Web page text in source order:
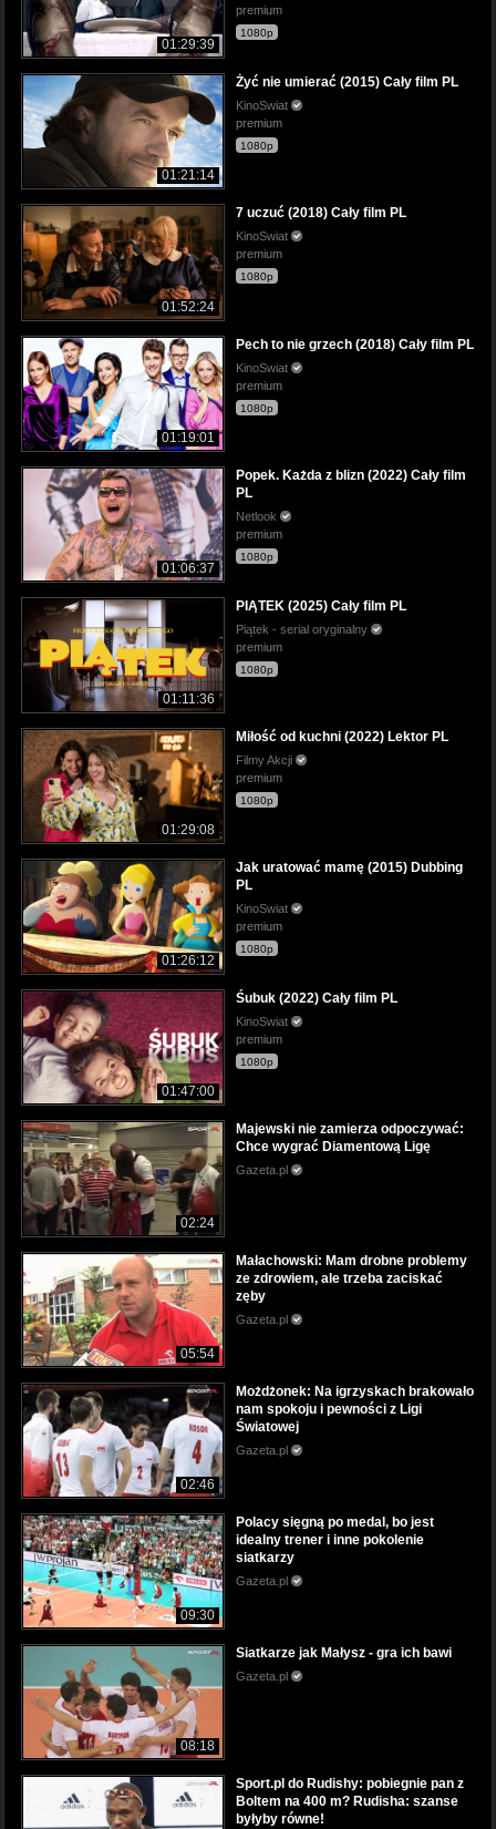
01:29:39
premium
1080p
01:21:14
Żyć nie umierać (2015) Cały film PL
KinoSwiat
premium
1080p
01:52:24
7 uczuć (2018) Cały film PL
KinoSwiat
premium
1080p
01:19:01
Pech to nie grzech (2018) Cały film PL
KinoSwiat
premium
1080p
01:06:37
Popek. Każda z blizn (2022) Cały film
PL
Netlook
premium
1080p
01:11:36
PIĄTEK (2025) Cały film PL
Piątek - serial oryginalny
premium
1080p
01:29:08
Miłość od kuchni (2022) Lektor PL
Filmy Akcji
premium
1080p
01:26:12
Jak uratować mamę (2015) Dubbing
PL
KinoSwiat
premium
1080p
01:47:00
Śubuk (2022) Cały film PL
KinoSwiat
premium
1080p
02:24
Majewski nie zamierza odpoczywać:
Chce wygrać Diamentową Ligę
Gazeta.pl
05:54
Małachowski: Mam drobne problemy
ze zdrowiem, ale trzeba zaciskać
zęby
Gazeta.pl
02:46
Możdżonek: Na igrzyskach brakowało
nam spokoju i pewności z Ligi
Światowej
Gazeta.pl
09:30
Polacy sięgną po medal, bo jest
idealny trener i inne pokolenie
siatkarzy
Gazeta.pl
08:18
Siatkarze jak Małysz - gra ich bawi
Gazeta.pl
Sport.pl do Rudishy: pobiegnie pan z
Boltem na 400 m? Rudisha: szanse
byłyby równe!